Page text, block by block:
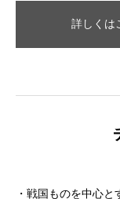
詳しくは
・戦国ものを中心